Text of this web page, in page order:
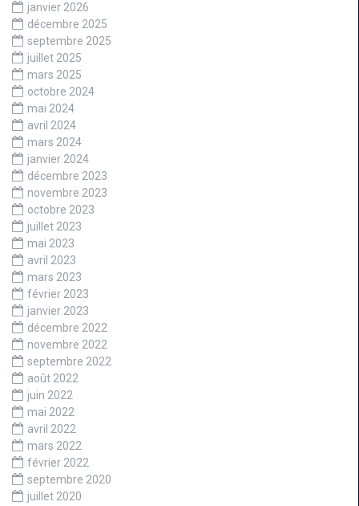
janvier 2026
décembre 2025
septembre 2025
juillet 2025
mars 2025
octobre 2024
mai 2024
avril 2024
mars 2024
janvier 2024
décembre 2023
novembre 2023
octobre 2023
juillet 2023
mai 2023
avril 2023
mars 2023
février 2023
janvier 2023
décembre 2022
novembre 2022
septembre 2022
août 2022
juin 2022
mai 2022
avril 2022
mars 2022
février 2022
septembre 2020
juillet 2020